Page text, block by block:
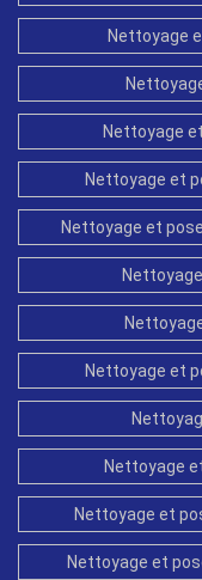
Nettoyage
Nettoyage
Nettoyage et
Nettoyage et
Nettoyage et
Nettoyage
Nettoyage et
Nettoyage et